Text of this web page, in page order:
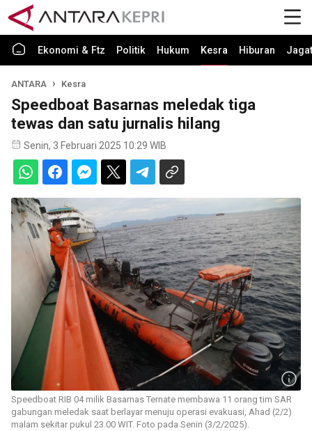
Ekonomi & Ftz Politik Hukum Kesra Hiburan Jagat
ANTARA Kesra
Speedboat Basarnas meledak tiga
tewas dan satu jurnalis hilang
Senin, 3 Februari 2025 10:29 WIB
Speedboat RIB 04 milik Basarnas Ternate membawa 11 orang tim SAR
gabungan meledak saat berlayar menuju operasi evakuasi, Ahad (2/2)
malam sekitar pukul 23.00 WIT. Foto pada Senin (3/2/2025).